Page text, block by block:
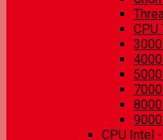
CPU
CPU Intel